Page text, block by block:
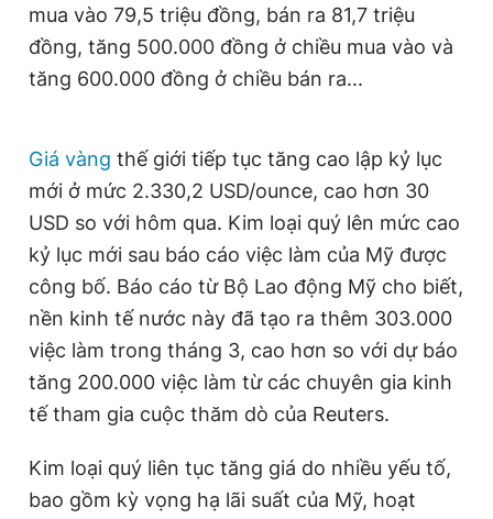
mua vào 79,5 triệu đồng, bán ra 81,7 triệu
đồng, tăng 500.000 đồng ở chiều mua vào và
tăng 600.000 đồng ở chiều bán ra...
Giá vàng thế giới tiếp tục tăng cao lập kỷ lục
mới ở mức 2.330,2 USD/ounce, cao hơn 30
USD so với hôm qua. Kim loại quý lên mức cao
kỷ lục mới sau báo cáo việc làm của Mỹ được
công bố. Báo cáo từ Bộ Lao động Mỹ cho biết,
nền kinh tế nước này đã tạo ra thêm 303.000
việc làm trong tháng 3, cao hơn so với dự báo
tăng 200.000 việc làm từ các chuyên gia kinh
tế tham gia cuộc thăm dò của Reuters.
Kim loại quý liên tục tăng giá do nhiều yếu tố,
bao gồm kỳ vọng hạ lãi suất của Mỹ, hoạt